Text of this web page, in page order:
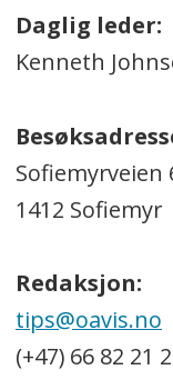
Daglig leder:
Kenneth
Sofiemyrveien
1412 Sofiemyr
Redaksjon:
tips@oavis.no
(+47) 66 82 21